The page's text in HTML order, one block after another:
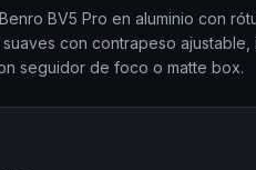
BV5 Pro en aluminio con
suaves con contrapeso
seguidor de foco o matte box.